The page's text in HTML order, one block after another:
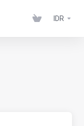
IDR